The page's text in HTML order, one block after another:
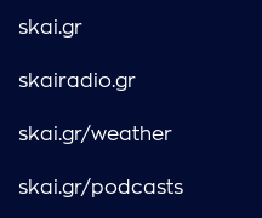
skai.gr
skairadio.gr
skai.gr/weather
skai.gr/podcasts